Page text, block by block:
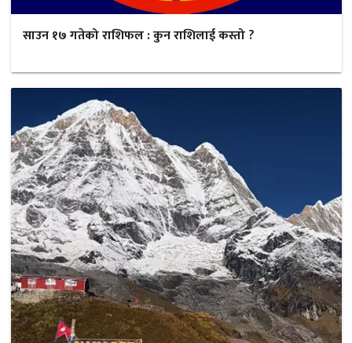
साउन १७ गतेको राशिफल : कुन राशिलाई कस्तो ?